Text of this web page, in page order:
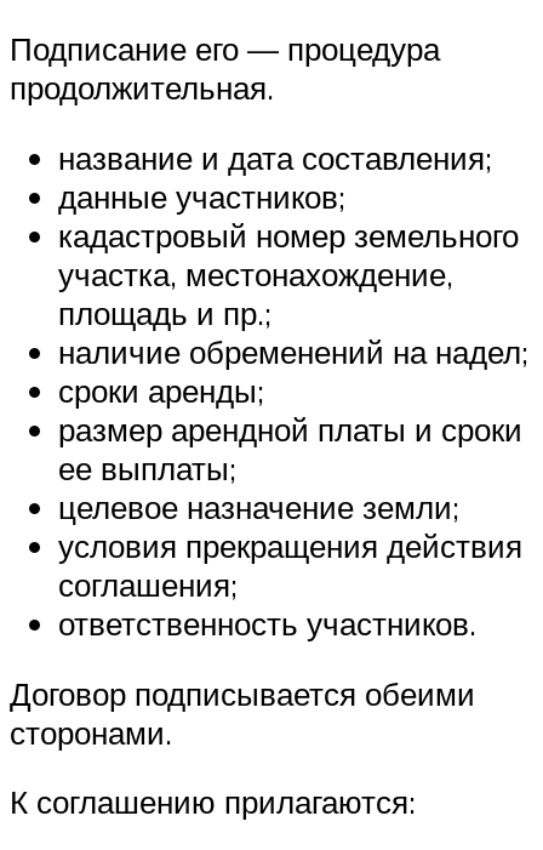
Подписание его — процедура
продолжительная.
название и дата составления;
данные участников;
кадастровый номер земельного
участка, местонахождение,
площадь и пр.;
наличие обременений на надел;
сроки аренды;
размер арендной платы и сроки
ее выплаты;
целевое назначение земли;
условия прекращения действия
соглашения;
ответственность участников.
Договор подписывается обеими
сторонами.
К соглашению прилагаются: